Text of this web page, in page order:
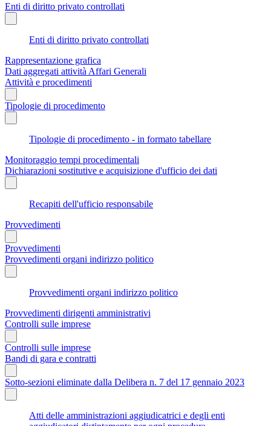
Enti di diritto privato controllati
Enti di diritto privato controllati
Rappresentazione grafica
Dati aggregati attività Affari Generali
Attività e procedimenti
Tipologie di procedimento
Tipologie di procedimento - in formato tabellare
Monitoraggio tempi procedimentali
Dichiarazioni sostitutive e acquisizione d'ufficio dei dati
Recapiti dell'ufficio responsabile
Provvedimenti
Provvedimenti
Provvedimenti organi indirizzo politico
Provvedimenti organi indirizzo politico
Provvedimenti dirigenti amministrativi
Controlli sulle imprese
Controlli sulle imprese
Bandi di gara e contratti
Sotto-sezioni eliminate dalla Delibera n. 7 del 17 gennaio 2023
Atti delle amministrazioni aggiudicatrici e degli enti